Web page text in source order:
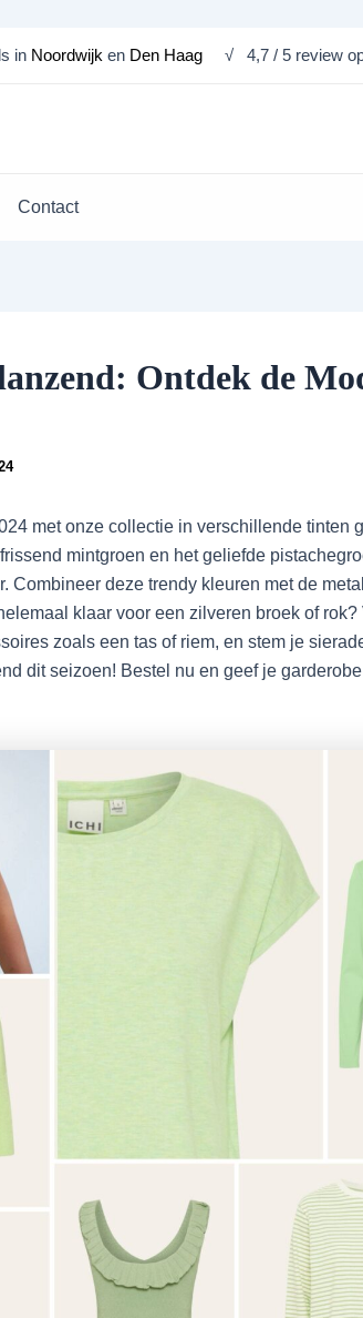
in Noordwijk en Den Haag √ 4,7 / 5 review
Contact
Ontdek de
met onze collectie in verschillende tinten
mintgroen en het geliefde
Combineer deze trendy kleuren met de
klaar voor een zilveren broek of
zoals een tas of riem, en stem je
dit seizoen! Bestel nu en geef je